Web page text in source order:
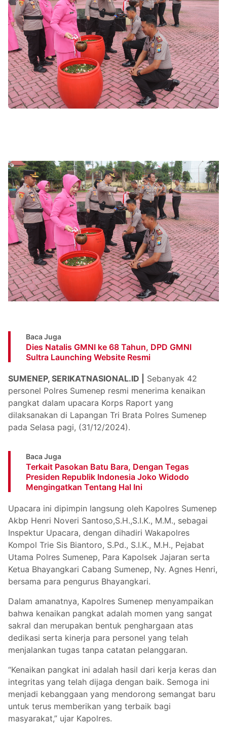
Baca Juga
Dies Natalis GMNI ke 68 Tahun, DPD GMNI
Sultra Launching Website Resmi
SUMENEP, SERIKATNASIONAL.ID |
Sebanyak 42
personel Polres Sumenep resmi menerima kenaikan
pangkat dalam upacara Korps Raport yang
dilaksanakan di Lapangan Tri Brata Polres Sumenep
pada Selasa pagi, (31/12/2024).
Baca Juga
Terkait Pasokan Batu Bara, Dengan Tegas
Presiden Republik Indonesia Joko Widodo
Mengingatkan Tentang Hal Ini
Upacara ini dipimpin langsung oleh Kapolres Sumenep
Akbp Henri Noveri Santoso,S.H.,S.I.K., M.M., sebagai
Inspektur Upacara, dengan dihadiri Wakapolres
Kompol Trie Sis Biantoro, S.Pd., S.I.K., M.H., Pejabat
Utama Polres Sumenep, Para Kapolsek Jajaran serta
Ketua Bhayangkari Cabang Sumenep, Ny. Agnes Henri,
bersama para pengurus Bhayangkari.
Dalam amanatnya, Kapolres Sumenep menyampaikan
bahwa kenaikan pangkat adalah momen yang sangat
sakral dan merupakan bentuk penghargaan atas
dedikasi serta kinerja para personel yang telah
menjalankan tugas tanpa catatan pelanggaran.
“Kenaikan pangkat ini adalah hasil dari kerja keras dan
integritas yang telah dijaga dengan baik. Semoga ini
menjadi kebanggaan yang mendorong semangat baru
untuk terus memberikan yang terbaik bagi
masyarakat,” ujar Kapolres.